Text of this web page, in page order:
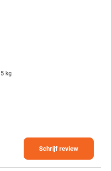
5 kg
Schrijf review